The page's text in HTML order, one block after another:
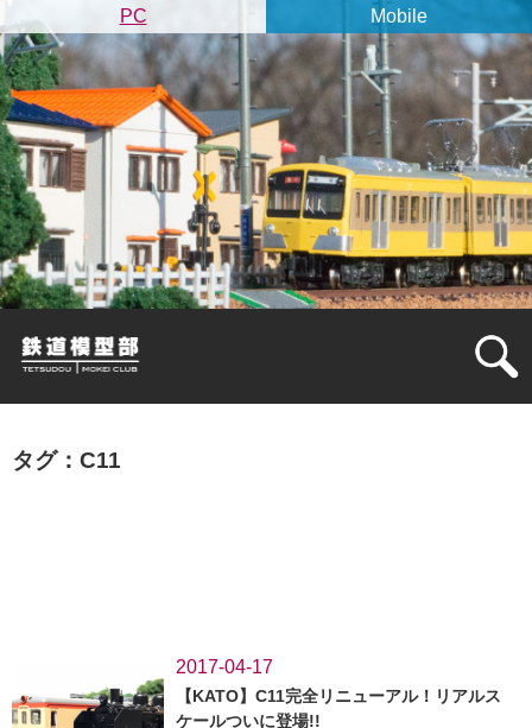
PC Mobile
タグ：C11
2017-04-17
【KATO】C11完全リニューアル！リアルス
ケールついに登場!!